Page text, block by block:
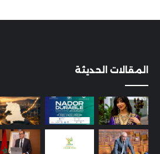
المقالات الحديثة